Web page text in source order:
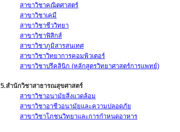
สาขาวิชาคณิตศาสตร์
สาขาวิชาเคมี
สาขาวิชาชีววิทยา
สาขาวิชาฟิสิกส์
สาขาวิชาภูมิสารสนเทศ
สาขาวิชาวิทยาการคอมพิวเตอร์
สาขาวิชาปรีคลินิก (หลักสูตรวิทยาศาสตร์การแพทย์)
5.สำนักวิชาสาธารณสุขศาสตร์
สาขาวิชาอนามัยสิ่งแวดล้อม
สาขาวิชาอาชีวอนามัยและความปลอดภัย
สาขาวิชาโภชนวิทยาและการกำหนดอาหาร